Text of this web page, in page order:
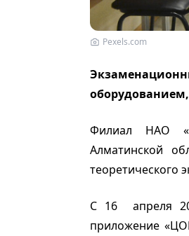
Pexels.com
Филиал НАО
Алматинской
теоретического
С 16 апреля
приложение